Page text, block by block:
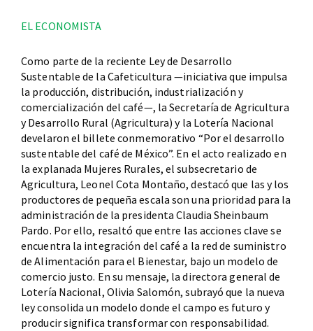
EL ECONOMISTA
Como parte de la reciente Ley de Desarrollo
Sustentable de la Cafeticultura —iniciativa que impulsa
la producción, distribución, industrialización y
comercialización del café—, la Secretaría de Agricultura
y Desarrollo Rural (Agricultura) y la Lotería Nacional
develaron el billete conmemorativo “Por el desarrollo
sustentable del café de México”. En el acto realizado en
la explanada Mujeres Rurales, el subsecretario de
Agricultura, Leonel Cota Montaño, destacó que las y los
productores de pequeña escala son una prioridad para la
administración de la presidenta Claudia Sheinbaum
Pardo. Por ello, resaltó que entre las acciones clave se
encuentra la integración del café a la red de suministro
de Alimentación para el Bienestar, bajo un modelo de
comercio justo. En su mensaje, la directora general de
Lotería Nacional, Olivia Salomón, subrayó que la nueva
ley consolida un modelo donde el campo es futuro y
producir significa transformar con responsabilidad.